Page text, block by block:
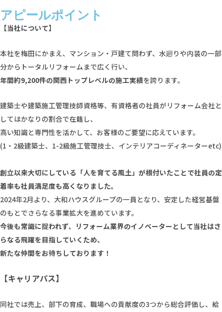
アピールポイント
【当社について】
本社を梅田にかまえ、マンション・戸建て問わず、水廻りや内装の一部
分からトータルリフォームまで広く行い、
年間約9,200件の関西トップレベルの施工実績を誇ります。
建築士や建築施工管理技師資格等、有資格者の社員がリフォーム会社と
してはかなりの割合で在籍し、
高い知識と専門性を活かして、お客様のご要望に応えています。
(1・2級建築士、1-2級施工管理技士、インテリアコーディネーターetc)
創立以来大切にしている「人を育てる風土」が根付いたことで社員の定
着率も社員満足度も高くなりました。
2024年2月より、大和ハウスグループの一員となり、安定した経営基盤
のもとでさらなる事業拡大を進めています。
今後も常識に捉われず、リフォーム業界のイノベーターとして当社はさ
らなる飛躍を目指していくため、
新たな仲間をお待ちしております！
【キャリアパス】
同社では売上、部下の育成、職場への貢献度の3つから総合評価し、給